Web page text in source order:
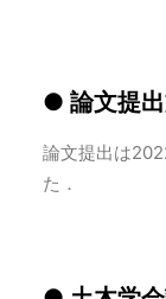
● 論文提
論文提出は
た．